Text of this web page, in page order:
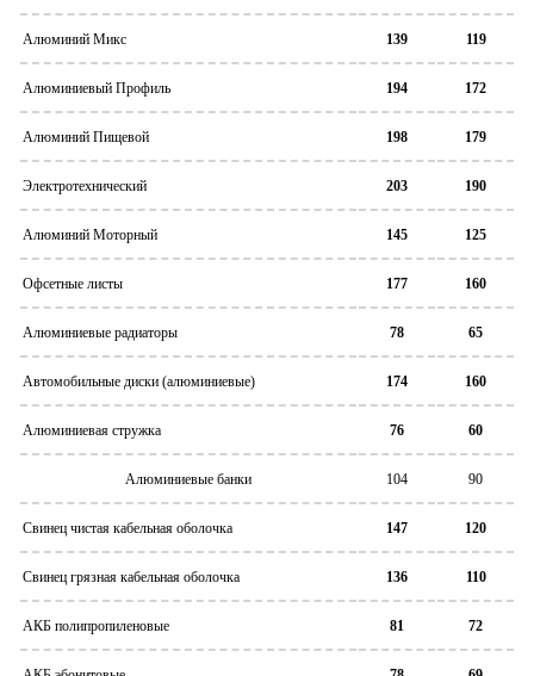
Алюминий Микс 139 119
Алюминиевый Профиль 194 172
Алюминий Пищевой 198 179
Электротехнический 203 190
Алюминий Моторный 145 125
Офсетные листы 177 160
Алюминиевые радиаторы 78 65
Автомобильные диски (алюминиевые) 174 160
Алюминиевая стружка 76 60
Алюминиевые банки 104 90
Свинец чистая кабельная оболочка 147 120
Свинец грязная кабельная оболочка 136 110
АКБ полипропиленовые 81 72